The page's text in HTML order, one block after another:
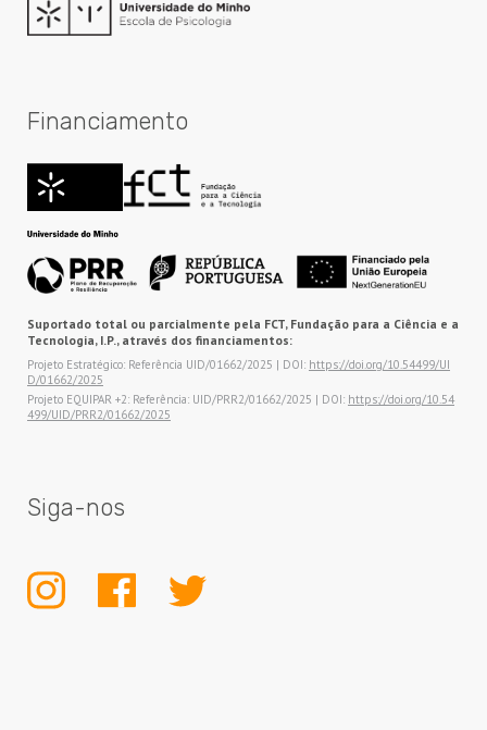
Financiamento
Suportado total ou parcialmente pela FCT, Fundação para a Ciência e a
Tecnologia, I.P., através dos financiamentos:
Projeto Estratégico: Referência UID/01662/2025 | DOI: https://doi.org/10.54499/UI
D/01662/2025
Projeto EQUIPAR +2: Referência: UID/PRR2/01662/2025 | DOI: https://doi.org/10.54
499/UID/PRR2/01662/2025
Siga-nos